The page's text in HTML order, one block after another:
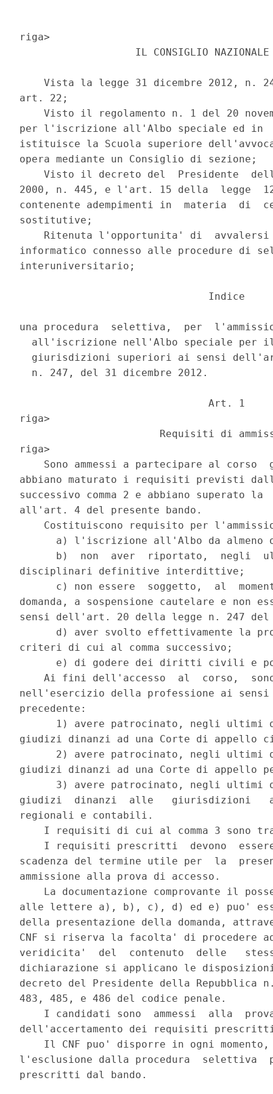
riga>
IL CONSIGLIO
Vista la legge 31 dicembre 2012, n.
art. 22;
Visto il regolamento n. 1 del 20
per l'iscrizione all'Albo speciale ed
istituisce la Scuola superiore
opera mediante un Consiglio di sezione;
Visto il decreto del  Presidente
2000, n. 445, e l'art. 15 della  legge
contenente adempimenti in  materia
sostitutive;
Ritenuta l'opportunita' di
informatico connesso alle procedure di
interuniversitario;
                               Indice
una procedura  selettiva,  per
all'iscrizione nell'Albo speciale per
giurisdizioni superiori ai sensi
  n. 247, del 31 dicembre 2012.
                               Art. 1
riga>
Requisiti di
riga>
Sono ammessi a partecipare al corso
abbiano maturato i requisiti previsti
successivo comma 2 e abbiano superato
all'art. 4 del presente bando.
Costituiscono requisito per
a) l'iscrizione all'Albo da almeno
b)  non  aver  riportato,  negli
disciplinari definitive interdittive;
c) non essere  soggetto,  al
domanda, a sospensione cautelare e non
sensi dell'art. 20 della legge n. 247 del
d) aver svolto effettivamente la
criteri di cui al comma successivo;
e) di godere dei diritti civili e
Ai fini dell'accesso  al  corso,
nell'esercizio della professione ai
precedente:
1) avere patrocinato, negli ultimi
giudizi dinanzi ad una Corte di
2) avere patrocinato, negli ultimi
giudizi dinanzi ad una Corte di appello
3) avere patrocinato, negli ultimi
giudizi  dinanzi  alle   giurisdizioni
regionali e contabili.
I requisiti di cui al comma 3 sono
I requisiti prescritti  devono
scadenza del termine utile per  la
ammissione alla prova di accesso.
La documentazione comprovante il
alle lettere a), b), c), d) ed e) puo'
della presentazione della domanda,
CNF si riserva la facolta' di procedere
veridicita'  del  contenuto  delle
dichiarazione si applicano le
decreto del Presidente della
483, 485, e 486 del codice penale.
I candidati sono  ammessi  alla
dell'accertamento dei requisiti
Il CNF puo' disporre in ogni
l'esclusione dalla procedura